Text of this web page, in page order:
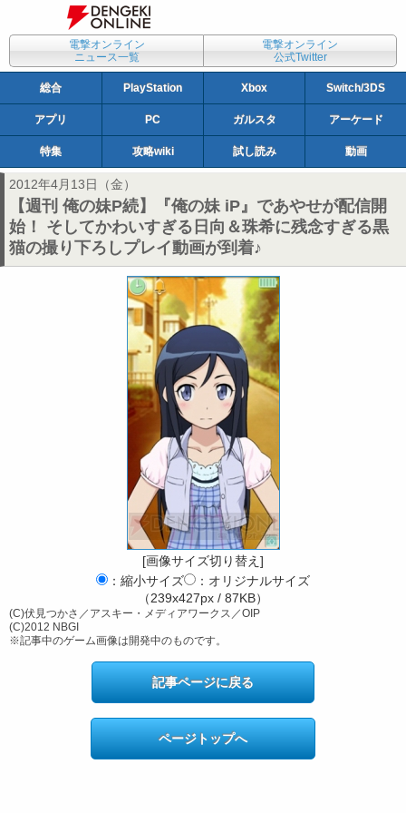
電撃オンライン
ニュース一覧
電撃オンライン
公式Twitter
総合 PlayStation Xbox Switch/3DS
アプリ PC ガルスタ アーケード
特集 攻略wiki 試し読み 動画
2012年4月13日（金）
【週刊 俺の妹P続】『俺の妹 iP』であやせが配信開
始！ そしてかわいすぎる日向＆珠希に残念すぎる黒
猫の撮り下ろしプレイ動画が到着♪
[画像サイズ切り替え]
：縮小サイズ
：オリジナルサイズ
（239x427px / 87KB）
(C)伏見つかさ／アスキー・メディアワークス／OIP
(C)2012 NBGI
※記事中のゲーム画像は開発中のものです。
記事ページに戻る
ページトップへ